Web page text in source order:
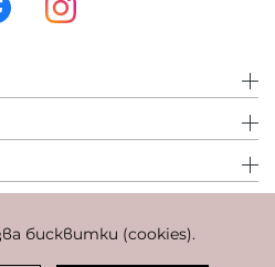
бисквитки (cookies).